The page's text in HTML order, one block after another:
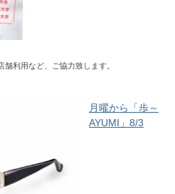
利用など、ご協力致します。
月曜から「歩～
AYUMI」8/3